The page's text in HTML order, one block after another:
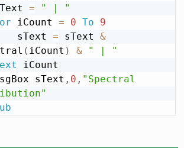
sText
=
" | "
iCount = 0 To
9
        sText
= sText &
( iCount ) &
" | "
iCount
MsgBox sText
, 0 , "Spectral